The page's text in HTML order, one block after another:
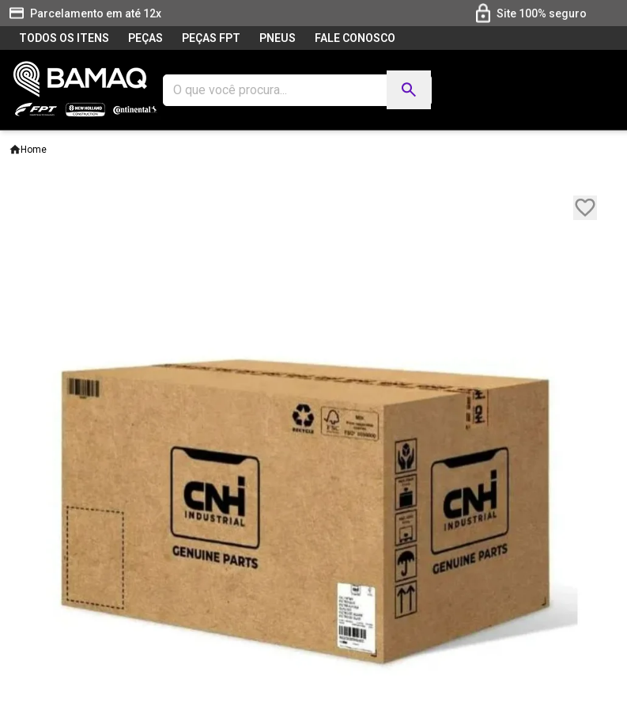
Parcelamento em até 12x Site 100% seguro
TODOS OS ITENS
PEÇAS PEÇAS FPT PNEUS FALE CONOSCO
Home